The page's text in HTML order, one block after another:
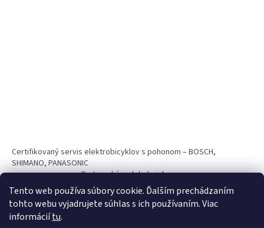
Tento web používa súbory cookie. Ďalším prechádzaním
tohto webu vyjadrujete súhlas s ich používaním. Viac
informáciítu.
Certifikovaný servis elektrobicyklov s pohonom – BOSCH,
SHIMANO, PANASONIC
Partnerský web hokejshop.eu